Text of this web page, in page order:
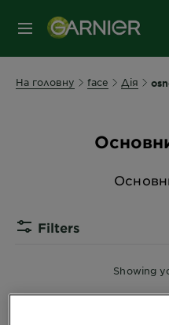
МЕНЮ
На головну face Дія
Filters
Showing